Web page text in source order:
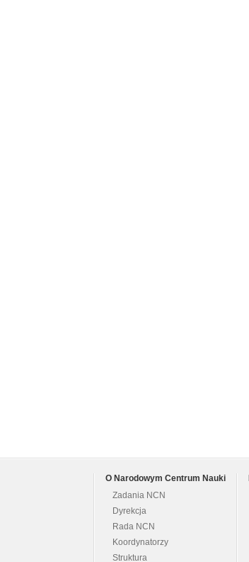
O Narodowym Centrum Nauki
Zadania NCN
Dyrekcja
Rada NCN
Koordynatorzy
Struktura